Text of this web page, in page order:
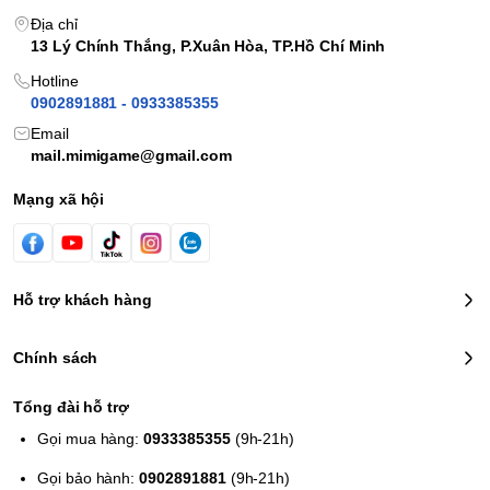
THÔNG TIN CHI TIẾT MÔ HÌNH 1902
Tạo hình bởi: Unaji / Shuraken
Thuộc Series:Spy x Family
Hợp Tác Sản Xuất: Nendoron
Địa chỉ
13 Lý Chính Thắng, P.Xuân Hòa, TP.Hồ Chí Minh
Hotline
0902891881 - 0933385355
Email
mail.mimigame@gmail.com
Mạng xã hội
Hỗ trợ khách hàng
Chính sách
Tổng đài hỗ trợ
Gọi mua hàng:0933385355(9h-21h)
Gọi bảo hành:0902891881(9h-21h)